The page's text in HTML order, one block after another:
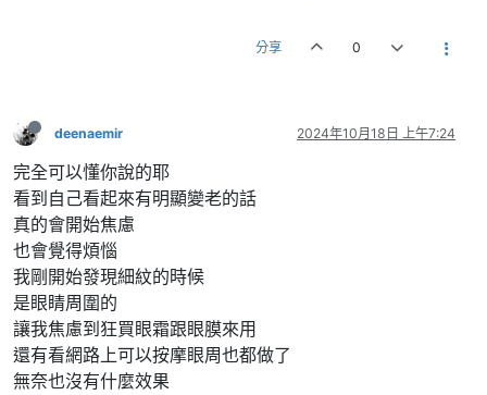
分享 0
deenaemir 2024年10月18日 上午7:24
完全可以懂你說的耶
看到自己看起來有明顯變老的話
真的會開始焦慮
也會覺得煩惱
我剛開始發現細紋的時候
是眼睛周圍的
讓我焦慮到狂買眼霜跟眼膜來用
還有看網路上可以按摩眼周也都做了
無奈也沒有什麼效果